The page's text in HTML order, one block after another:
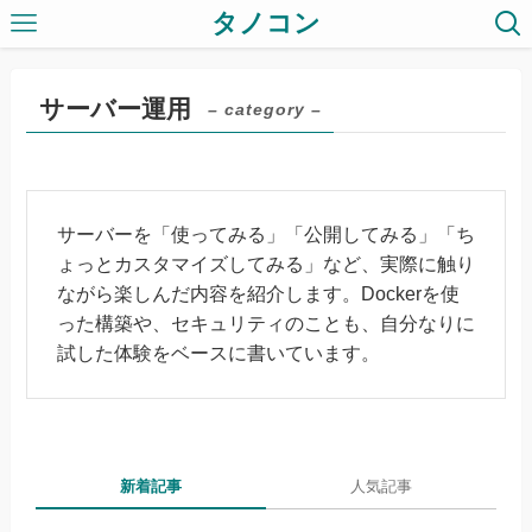
タノコン
サーバー運用 – category –
サーバーを「使ってみる」「公開してみる」「ち
ょっとカスタマイズしてみる」など、実際に触り
ながら楽しんだ内容を紹介します。Dockerを使
った構築や、セキュリティのことも、自分なりに
試した体験をベースに書いています。
新着記事 人気記事